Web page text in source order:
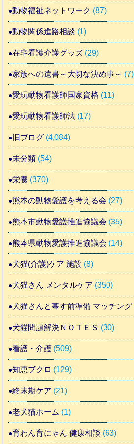
動物福祉ネットワーク (87)
動物関係進路相談 (1)
在宅看護介護グッズ (29)
家族への遺書～大切な決め事～ (7)
愛玩動物看護師国家資格 (11)
愛玩動物看護師法 (17)
旧ブログ (4,084)
未分類 (54)
栄養 (370)
熊本の動物愛護を考える会 (27)
熊本市動物愛護推進協議会 (35)
熊本県動物愛護推進協議会 (14)
犬猫(介護)ケア 施設 (8)
犬猫さん メンタルケア (350)
犬猫さんと暮す前準備 マッチング
犬猫問題解決ＮＯＴＥＳ (30)
看護・介護 (509)
知恵ブクロ (129)
終末期ケア (21)
老犬猫ホーム (1)
育わん育にゃん 健康相談 (63)